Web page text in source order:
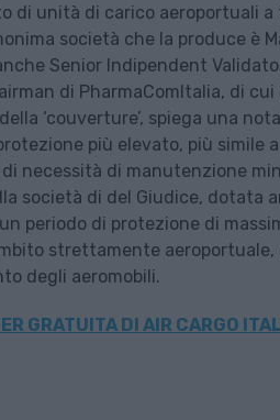
di unità di carico aeroportuali
società che la produce è
Senior Indipendent
di PharmaComItalia, di
‘couverture’, spiega una
più elevato, più simile
necessità di manutenzione
società di del Giudice, dotata
periodo di protezione di
strettamente
degli aeromobili.
GRATUITA DI AIR CARGO